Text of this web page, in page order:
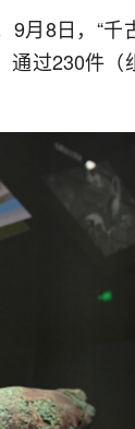
9月8日，“
通过230件